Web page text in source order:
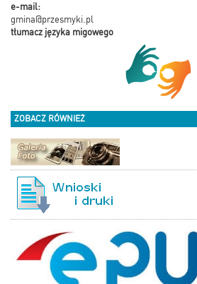
e-mail:
gmina@przesmyki.pl
tłumacz języka migowego
ZOBACZ RÓWNIEŻ